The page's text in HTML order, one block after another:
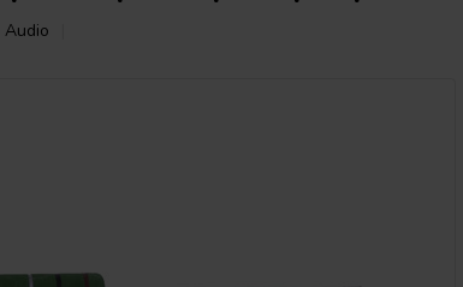
Audio